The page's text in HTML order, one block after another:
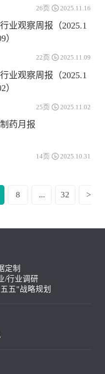
26页 2025.11.16
业观察周报（2025.1
）
22页 2025.11.09
业观察周报（2025.1
）
25页 2025.11.02
药月报
14页 2025.10.31
8 ... 32 >
定制
/行业调研
五"战略规划